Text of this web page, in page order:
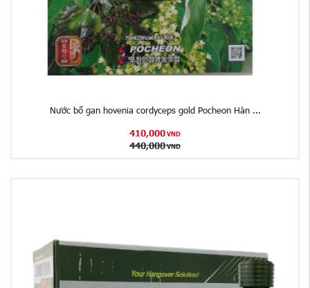
Nước bổ gan hovenia cordyceps gold Pocheon Hàn ...
410,000 VND
440,000 VND